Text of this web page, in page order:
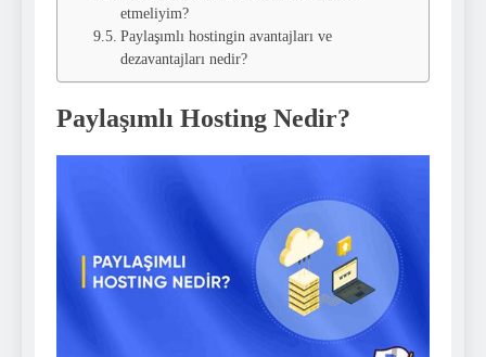
etmeliyim?
Paylaşımlı hostingin avantajları ve
dezavantajları nedir?
Paylaşımlı Hosting Nedir?